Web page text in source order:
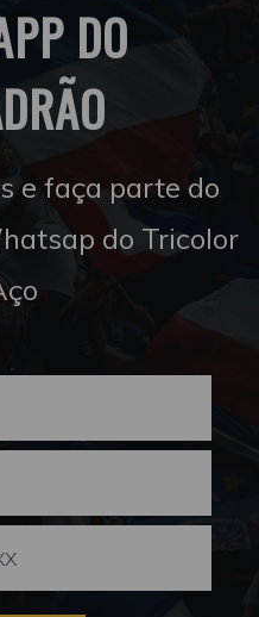
DO
e faça parte do
do Tricolor